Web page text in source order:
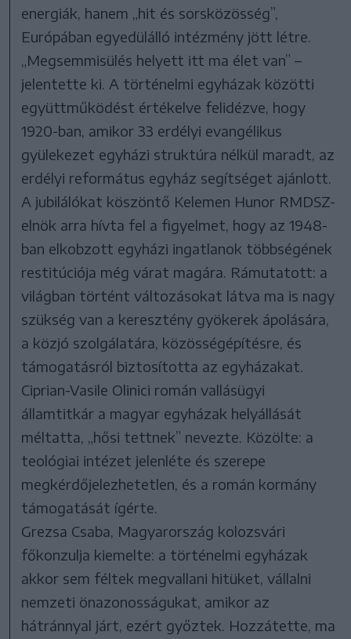
energiák, hanem „hit és sorsközösség”,
Európában egyedülálló intézmény jött létre.
„Megsemmisülés helyett itt ma élet van” –
jelentette ki. A történelmi egyházak közötti
együttműködést értékelve felidézve, hogy
1920-ban, amikor 33 erdélyi evangélikus
gyülekezet egyházi struktúra nélkül maradt, az
erdélyi református egyház segítséget ajánlott.
A jubilálókat köszöntő Kelemen Hunor RMDSZ-
elnök arra hívta fel a figyelmet, hogy az 1948-
ban elkobzott egyházi ingatlanok többségének
restitúciója még várat magára. Rámutatott: a
világban történt változásokat látva ma is nagy
szükség van a keresztény gyökerek ápolására,
a közjó szolgálatára, közösségépítésre, és
támogatásról biztosította az egyházakat.
Ciprian-Vasile Olinici román vallásügyi
államtitkár a magyar egyházak helyállását
méltatta, „hősi tettnek” nevezte. Közölte: a
teológiai intézet jelenléte és szerepe
megkérdőjelezhetetlen, és a román kormány
támogatását ígérte.
Grezsa Csaba, Magyarország kolozsvári
főkonzulja kiemelte: a történelmi egyházak
akkor sem féltek megvallani hitüket, vállalni
nemzeti önazonosságukat, amikor az
hátránnyal járt, ezért győztek. Hozzátette, ma